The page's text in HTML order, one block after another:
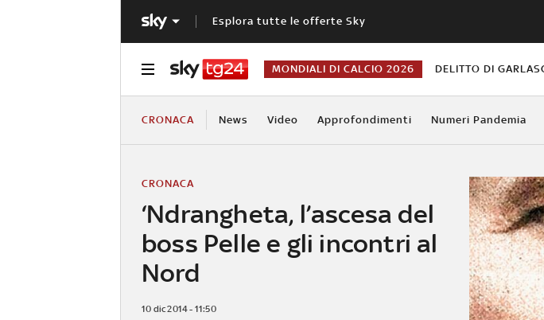
Esplora tutte le offerte Sky
MONDIALI DI CALCIO 2026 DELITTO DI
CRONACA News Video Approfondimenti Numeri Pandemia
‘Ndrangheta, l’ascesa del
boss Pelle e gli incontri al
Nord
CRONACA
10 dic 2014 - 11:50